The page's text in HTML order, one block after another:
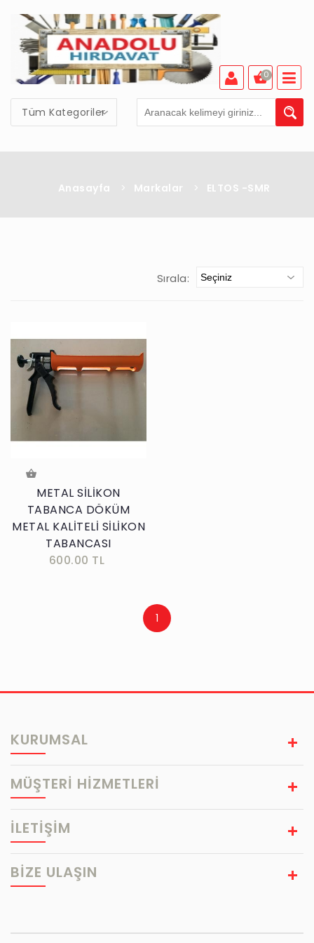
Tüm Kategoriler
0
Anasayfa > Markalar > ELTOS -SMR
Sırala:
METAL SİLİKON
TABANCA DÖKÜM
METAL KALİTELİ SİLİKON
TABANCASI
600.00 TL
1
KURUMSAL
MÜŞTERİ HİZMETLERİ
İLETİŞİM
BIZE ULAŞIN